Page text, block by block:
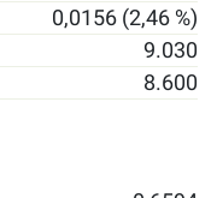
0,0156 (2,46 %)
9.030
8.600